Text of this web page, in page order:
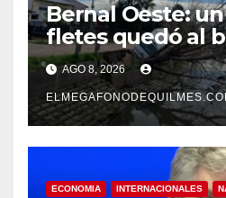
Bernal Oeste:
fletes quedó al
caer al arroyo
AGO 8, 2026
ECONOMIA INTERNACIONALES